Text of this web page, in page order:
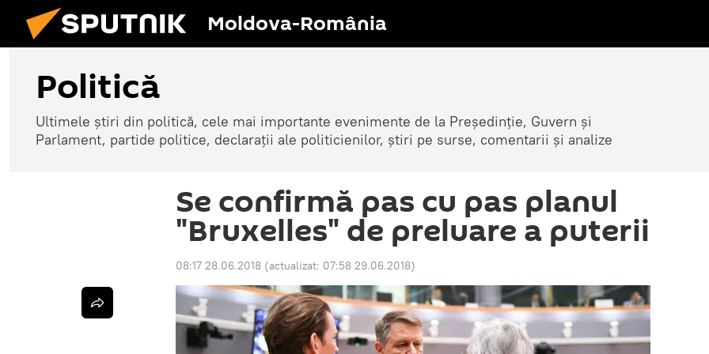
Moldova-România
Politică
Ultimele știri din politică, cele mai importante evenimente de la Președinție, Guvern și
Parlament, partide politice, declarații ale politicienilor, știri pe surse, comentarii și analize
Se confirmă pas cu pas planul
"Bruxelles" de preluare a puterii
08:17 28.06.2018 (actualizat: 07:58 29.06.2018)